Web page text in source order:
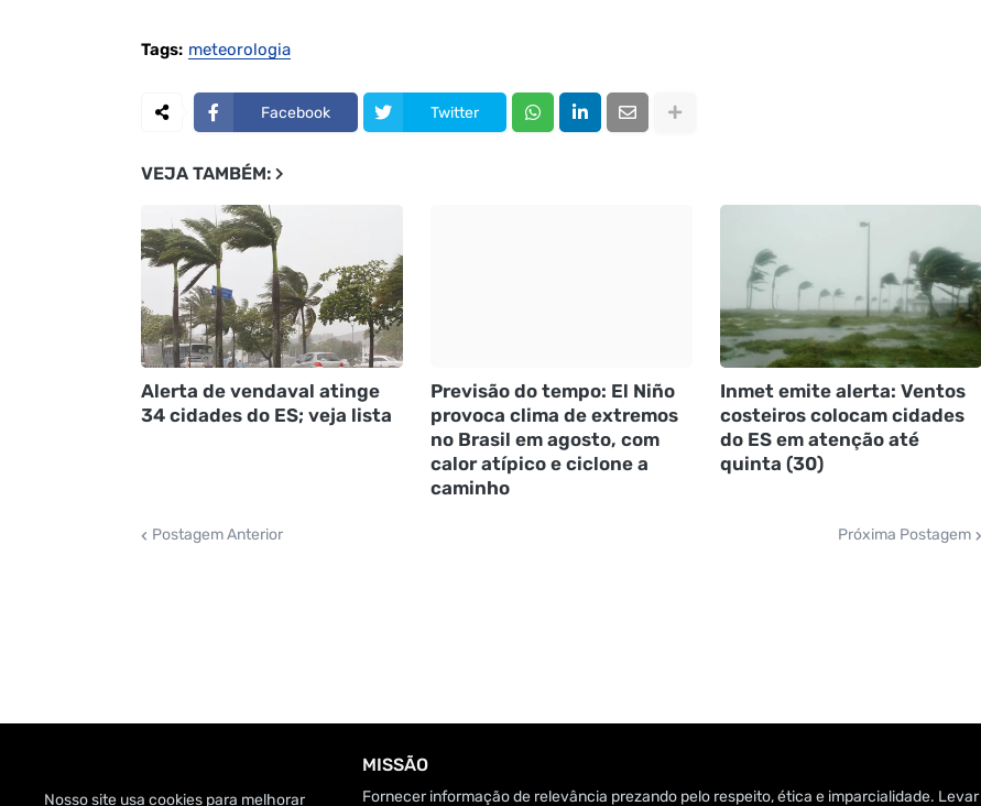
Tags: meteorologia
Facebook Twitter
VEJA TAMBÉM:
Alerta de vendaval atinge
34 cidades do ES; veja lista
Previsão do tempo: El Niño
provoca clima de extremos
no Brasil em agosto, com
calor atípico e ciclone a
caminho
Inmet emite alerta: Ventos
costeiros colocam cidades
do ES em atenção até
quinta (30)
Postagem Anterior Próxima Postagem
MISSÃO
Fornecer informação de relevância prezando pelo respeito, ética e imparcialidade. Levar
Nosso site usa cookies para melhorar